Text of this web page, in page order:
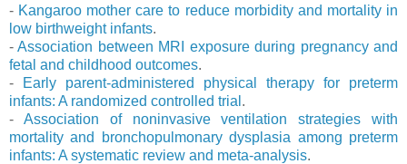
- Kangaroo mother care to reduce morbidity and mortality in
low birthweight infants.
-Association between MRI exposure during pregnancy and
fetal and childhood outcomes.
-
Early parent-administered physical therapy for preterm
infants: A randomized controlled trial .
- Association of noninvasive ventilation strategies with
mortality and bronchopulmonary dysplasia among preterm
infants: A systematic review and meta-analysis.